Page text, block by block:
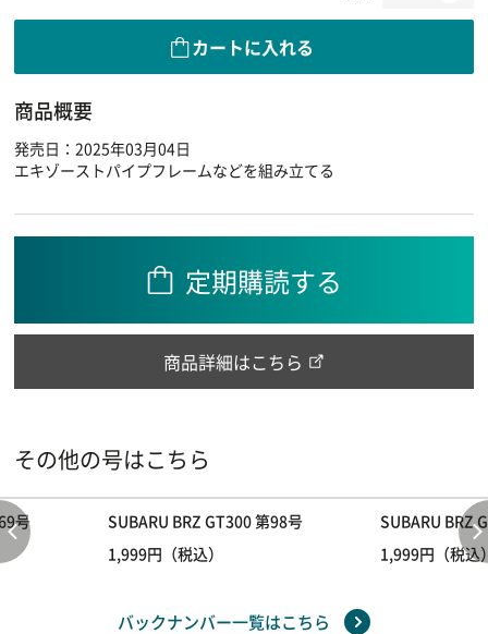
カートに入れる
商品概要
発売日：2025年03月04日
エキゾーストパイプフレームなどを組み立てる
定期購読する
商品詳細はこちら
その他の号はこちら
号
SUBARU BRZ GT300 第98号
1,999円（税込）
SUBARU BRZ
1,999円（税込
バックナンバー一覧はこちら